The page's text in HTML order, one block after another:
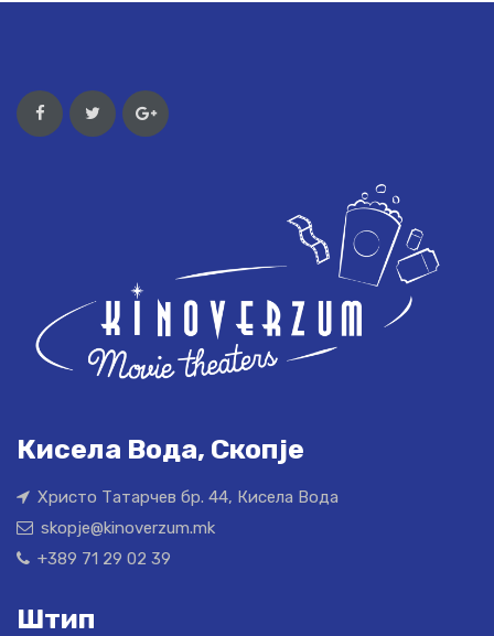
Кисела Вода, Скопје
Христо Татарчев бр. 44, Кисела Вода
skopje@kinoverzum.mk
+389 71 29 02 39
Штип